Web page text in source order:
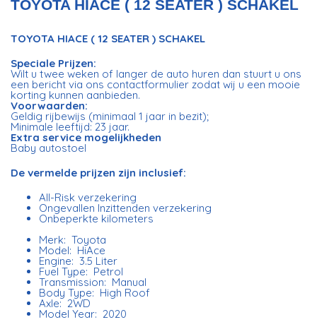
TOYOTA HIACE ( 12 SEATER ) SCHAKEL
TOYOTA HIACE ( 12 SEATER ) SCHAKEL
Speciale Prijzen:
Wilt u twee weken of langer de auto huren dan stuurt u ons
een bericht via ons contactformulier zodat wij u een mooie
korting kunnen aanbieden.
Voorwaarden:
Geldig rijbewijs (minimaal 1 jaar in bezit);
Minimale leeftijd: 23 jaar.
Extra service mogelijkheden
Baby autostoel
De vermelde prijzen zijn inclusief:
All-Risk verzekering
Ongevallen Inzittenden verzekering
Onbeperkte kilometers
Merk: Toyota
Model: HiAce
Engine: 3.5 Liter
Fuel Type: Petrol
Transmission: Manual
Body Type: High Roof
Axle: 2WD
Model Year: 2020